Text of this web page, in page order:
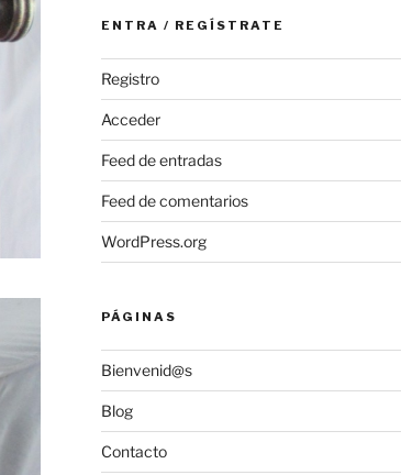
ENTRA / REGÍSTRATE
Registro
Acceder
Feed de entradas
Feed de comentarios
WordPress.org
PÁGINAS
Bienvenid@s
Blog
Contacto